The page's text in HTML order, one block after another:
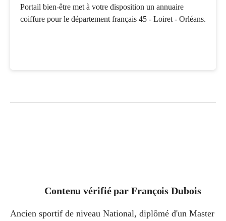
Portail bien-être met à votre disposition un annuaire
coiffure pour le département français 45 - Loiret - Orléans.
Contenu vérifié par François Dubois
Ancien sportif de niveau National, diplômé d'un Master